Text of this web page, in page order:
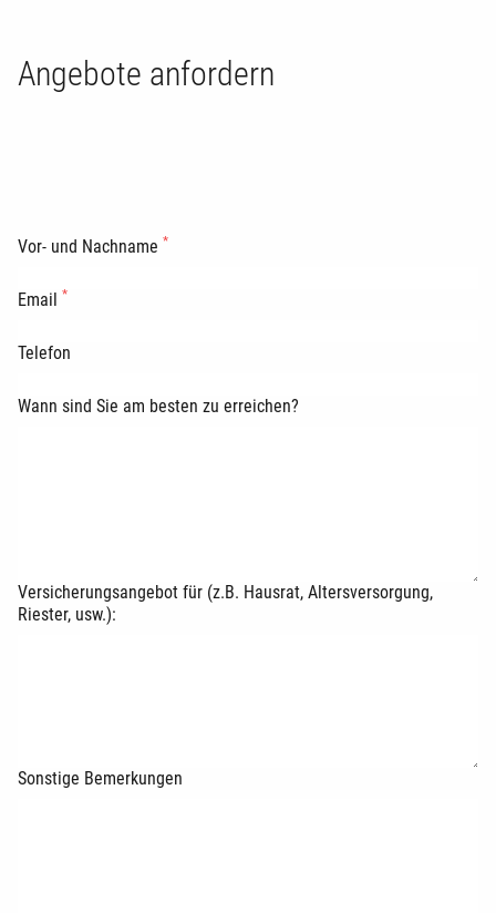
Angebote anfordern
Vor- und Nachname *
Email *
Telefon
Wann sind Sie am besten zu erreichen?
Versicherungsangebot für (z.B. Hausrat, Altersversorgung,
Riester, usw.):
Sonstige Bemerkungen